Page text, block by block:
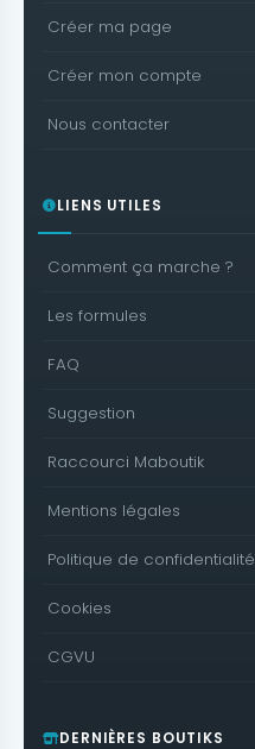
Créer ma page
Créer mon compte
Nous contacter
LIENS UTILES
Comment ça marche ?
Les formules
FAQ
Suggestion
Raccourci Maboutik
Mentions légales
Politique de confidentialité
Cookies
CGVU
DERNIÈRES BOUTIKS